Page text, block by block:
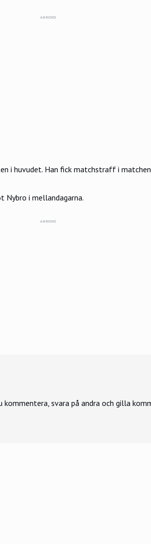
ANNONS
i huvudet. Han fick matchstraff i
Nybro i mellandagarna.
kommentera, svara på andra och gilla